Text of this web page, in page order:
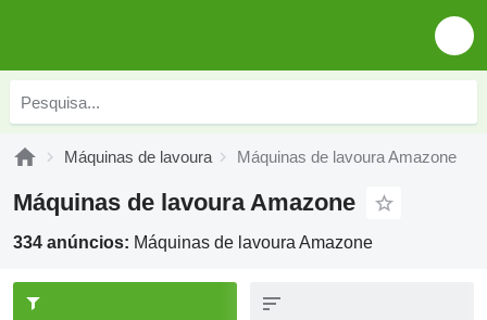
Máquinas de lavoura Máquinas de lavoura Amazone
Máquinas de lavoura Amazone
334 anúncios: Máquinas de lavoura Amazone